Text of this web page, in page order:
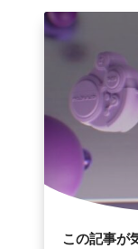
この記事が